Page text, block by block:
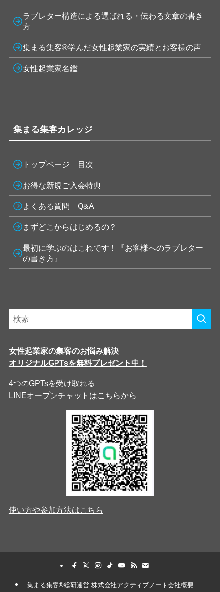
ラブレター構造による選ばれる・伝わる文章の書き
方
集まる集客®学んだ女性起業家の実績とお客様の声
女性起業家名鑑
集まる集客カレッジ
トップページ 目次
お得な新規ご入会特典
よくある質問 Q&A
まずどこからはじめるの？
最初に学ぶのはこれです！『お客様へのラブレター
の書き方』
女性起業家の集客のお悩み解決
オリジナルGPTsを無料プレゼント中！
4つのGPTsを受け取れる
LINEオープンチャットはこちらから
使い方や参加方法はこちら
集まる集客®︎総研運営 株式会社アクティブノート会社概要